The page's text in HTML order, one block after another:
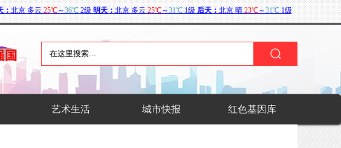
艺术生活 城市快报 红色基因库